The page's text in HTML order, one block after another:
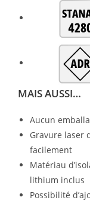
MAIS AUSSI…
Aucun
Gravure laser
facilement
Matériau
lithium inclus
Possibilité